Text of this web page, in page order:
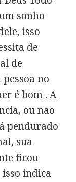
sonho
isso
de
de
no
é bom . A
ou não
pendurado
sua
ficou
isso indica